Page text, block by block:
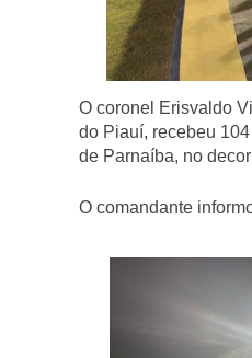
O coronel Erisvaldo
do Piauí, recebeu
de Parnaíba, no
O comandante